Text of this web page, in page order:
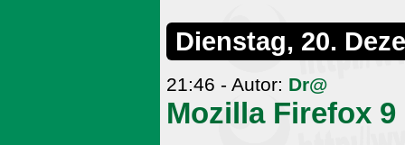
Dienstag, 20.
21:46 - Autor: Dr@
Mozilla Firefox 9